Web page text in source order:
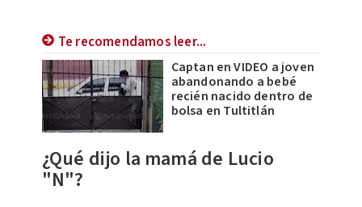
Te recomendamos leer...
Captan en VIDEO a joven
abandonando a bebé
recién nacido dentro de
bolsa en Tultitlán
¿Qué dijo la mamá de Lucio
"N"?